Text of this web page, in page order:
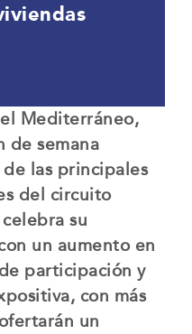
Mediterráneo,
de semana
las principales
del circuito
su
un aumento en
participación y
con más
un